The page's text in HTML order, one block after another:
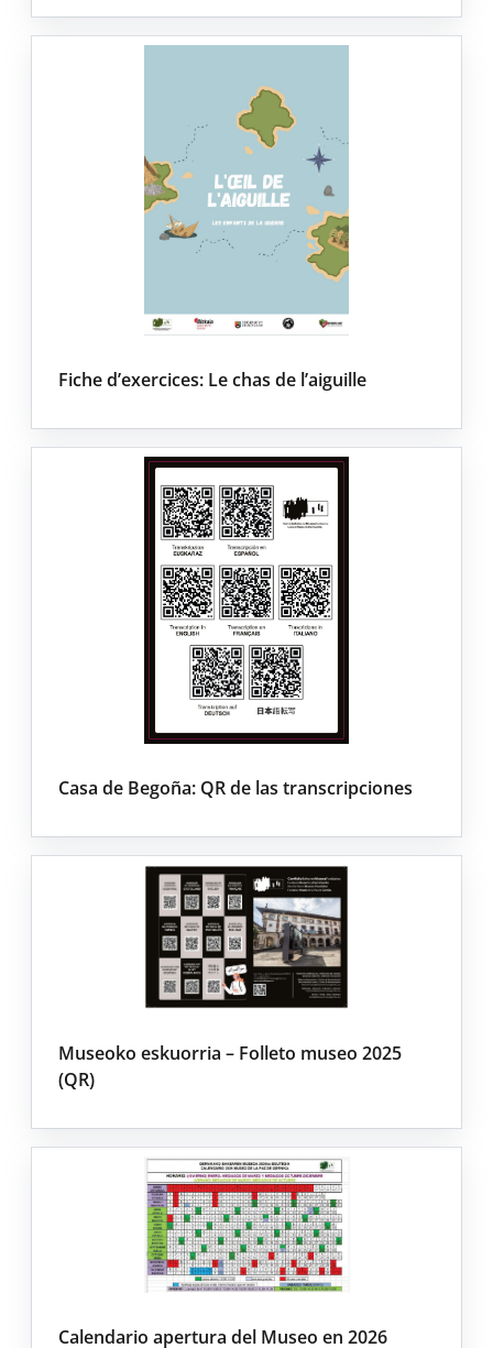
Fiche d’exercices: Le chas de l’aiguille
Casa de Begoña: QR de las transcripciones
Museoko eskuorria – Folleto museo 2025
(QR)
Calendario apertura del Museo en 2026